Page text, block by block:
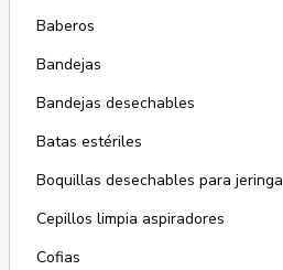
Baberos
Bandejas
Bandejas desechables
Batas estériles
Boquillas desechables para jeringa
Cepillos limpia aspiradores
Cofias